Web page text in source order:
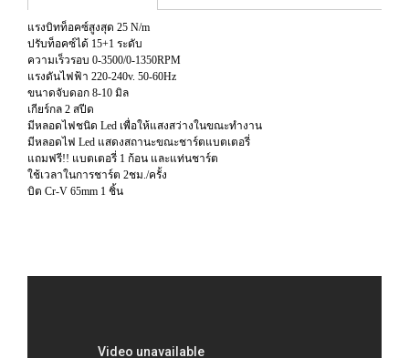
แรงบิทท็อคซ์สูงสุด 25 N/m
ปรับท็อคซ์ได้ 15+1 ระดับ
ความเร็วรอบ 0-3500/0-1350RPM
แรงดันไฟฟ้า 220-240v. 50-60Hz
ขนาดจับดอก 8-10 มิล
เกียร์กล 2 สปีด
มีหลอดไฟชนิด Led เพื่อให้แสงสว่างในขณะทำงาน
มีหลอดไฟ Led แสดงสถานะขณะชาร์ตแบตเตอรี่
แถมฟรี!! แบตเตอรี่ 1 ก้อน และแท่นชาร์ต
ใช้เวลาในการชาร์ต 2ชม./ครั้ง
บิต Cr-V 65mm 1 ชิ้น